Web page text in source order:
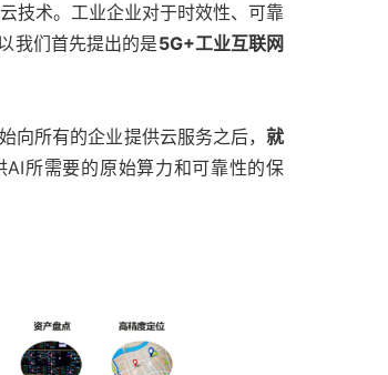
技术。工业企业对于时效性、可靠
我们首先提出的是5G+工业互联网
向所有的企业提供云服务之后，就
所需要的原始算力和可靠性的保